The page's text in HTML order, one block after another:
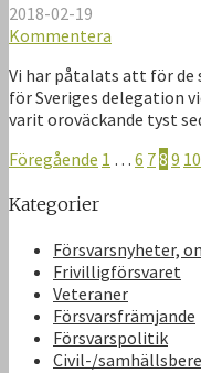
2018-02-19
Kommentera
Vi har påtalats att för de
för Sveriges delegation
varit oroväckande tyst
Föregående 1 … 6 78 9 10
Kategorier
Försvarsnyheter,
Frivilligförsvaret
Veteraner
Försvarsfrämjande
Försvarspolitik
Civil-/